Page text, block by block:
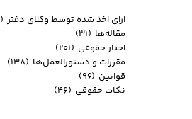
ارای اخذ شده توسط وکلای دفتر (۳۳)
مقاله‌ها (۳۱)
اخبار حقوقی (۲۰۱)
مقررات و دستورالعمل‌ها (۱۳۸)
قوانین (۹۶)
نکات حقوقی (۴۶)